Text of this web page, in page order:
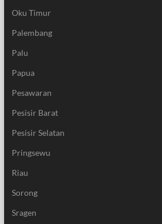
Oku Timur
Palembang
Palu
Papua
Pesawaran
Pesisir Barat
Pesisir Selatan
Pringsewu
Riau
Sorong
Sragen